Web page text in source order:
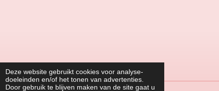
Deze website gebruikt cookies voor analyse-
doeleinden en/of het tonen van advertenties.
Door gebruik te blijven maken van de site gaat u